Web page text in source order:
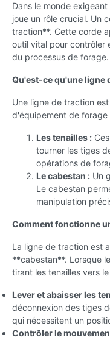
Dans le monde
joue un rôle crucial. Un
traction**. Cette corde
outil vital pour contrôler
du processus de forage.
Qu'est-ce qu'une ligne
Une ligne de traction
d'équipement de forage
Les tenailles :
tourner les tiges
opérations de
Le cabestan : Un
Le cabestan
manipulation
Comment fonctionne
La ligne de traction est
**cabestan**. Lorsque
tirant les tenailles vers
Lever et abaisser les
déconnexion des tiges
qui nécessitent un
Contrôler le